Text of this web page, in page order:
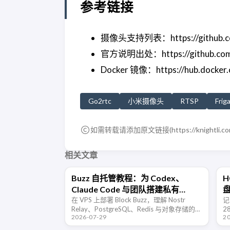
参考链接
摄像头支持列表：https://
官方说明出处：https://
Docker 镜像：https://
Go2rtc 小米摄像头 RTSP
如需转载请添加原文链接(https://
相关文章
Buzz 自托管教程：为 Codex、
Claude Code 与团队搭建私有
Agent 工作区
在 VPS 上部署 Block Buzz，理解 Nostr
Relay、PostgreSQL、Redis 与对象存储的关
系，并配置域名、TLS、Agent 身份、备份、
2026-07-29